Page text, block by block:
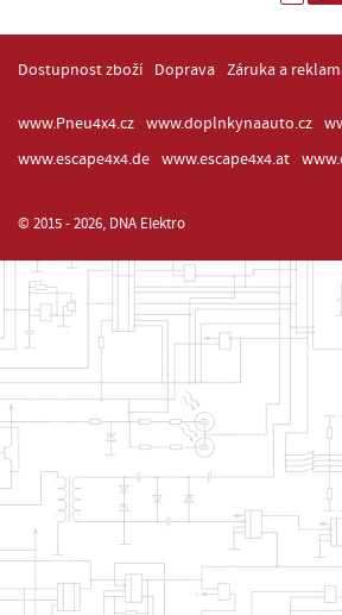
Dostupnost zboží Doprava Záruka a
www.Pneu4x4.cz www.doplnkynaauto.cz
www.escape4x4.de
www.escape4x4.at
© 2015 - 2026, DNA Elektro